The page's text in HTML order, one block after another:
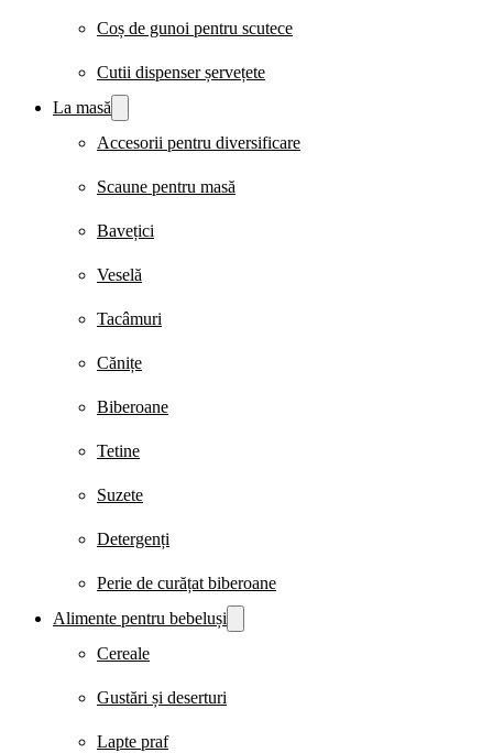
Coș de gunoi pentru scutece
Cutii dispenser șervețete
La masă
Accesorii pentru diversificare
Scaune pentru masă
Bavețici
Veselă
Tacâmuri
Cănițe
Biberoane
Tetine
Suzete
Detergenți
Perie de curățat biberoane
Alimente pentru bebeluși
Cereale
Gustări și deserturi
Lapte praf